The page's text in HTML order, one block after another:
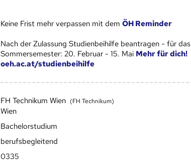
Keine Frist mehr verpassen mit dem ÖH Reminder
Nach der Zulassung Studienbeihilfe beantragen - für das
Sommersemester: 20. Februar - 15. Mai Mehr für dich!
oeh.ac.at/studienbeihilfe
FH Technikum Wien (FH Technikum)
Wien
Bachelorstudium
berufsbegleitend
0335